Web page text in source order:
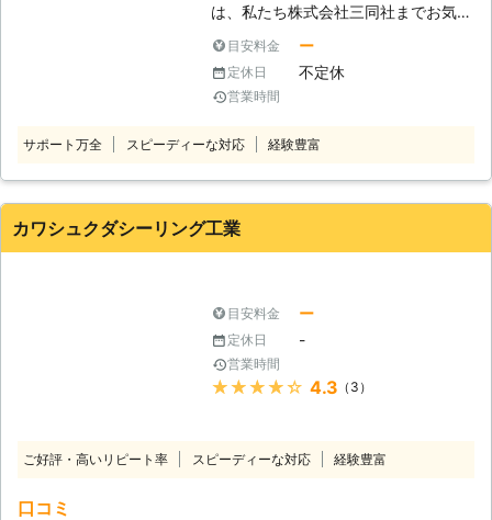
は、私たち株式会社三同社までお気軽
いるスタッフは、経験豊富で実績豊富
な熟練のプロですので、安心してお任
せできます。 常にお客様目線での作
業は一切いたしません。 お客様のご
いたします。 雨漏り修理でお困りの
お客様がおりましたら、遠慮なくお申
目安料金 ー
定休日 不定休
営業時間
サポート万全 スピーディーな対応 経験豊富
カワシュクダシーリング工業
目安料金 ー
定休日 -
営業時間
★★★★★ 4.3 （3）
ご好評・高いリピート率 スピーディーな対応 経験豊富
口コミ